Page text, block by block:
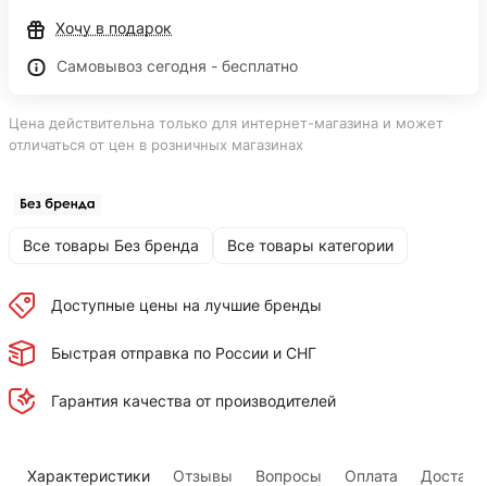
Хочу в подарок
Самовывоз сегодня - бесплатно
Цена действительна только для интернет-магазина и может
отличаться от цен в розничных магазинах
Все товары Без бренда Все товары категории
Доступные цены на лучшие бренды
Быстрая отправка по России и СНГ
Гарантия качества от производителей
Характеристики Отзывы Вопросы Оплата